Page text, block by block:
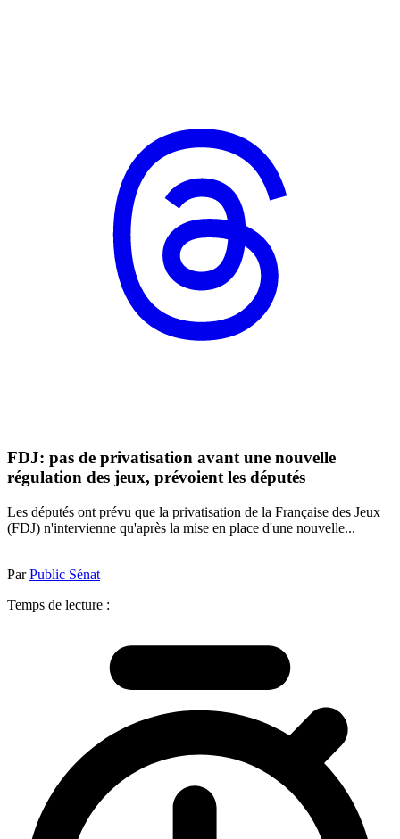
FDJ: pas de privatisation avant une nouvelle
régulation des jeux, prévoient les députés
Les députés ont prévu que la privatisation de la Française des Jeux
(FDJ) n'intervienne qu'après la mise en place d'une nouvelle...
ParPublic Sénat
Temps de lecture :